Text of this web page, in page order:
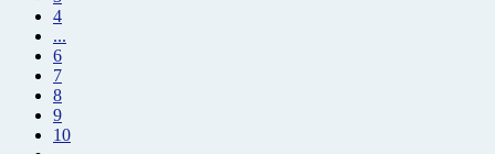
4
...
6
7
8
9
10